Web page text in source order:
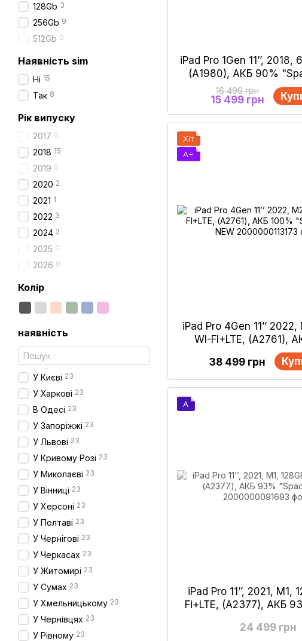
iPad Pro 1Gen 11’’, 2018,
(А1980), АКБ 90%
16 499 грн
15 499 грн
Хіт
A+
iPad Pro 4Gen 11’’
WI-FI+LTE, (А2761),
"Space Gray"
38 499 грн
A
iPad Pro 11’’, 2021, М1,
Fi+LTE, (А2377), АКБ
24 499 грн
128Gb 3
256Gb 9
512Gb 0
Наявність sim
Ні 15
Так 8
Рік випуску
2017 0
2018 15
2019 0
2020 2
2021 1
2022 3
2024 2
2025 0
2026 0
Колір
наявність
У Києві 23
У Харкові 23
В Одесі 23
У Запоріжжі 23
У Львові 23
У Кривому Розі 23
У Миколаєві 23
У Вінниці 23
У Херсоні 23
У Полтаві 23
У Чернігові 23
У Черкасах 23
У Житомирі 23
У Сумах 23
У Хмельницькому 23
У Чернівцях 23
У Рівному 23